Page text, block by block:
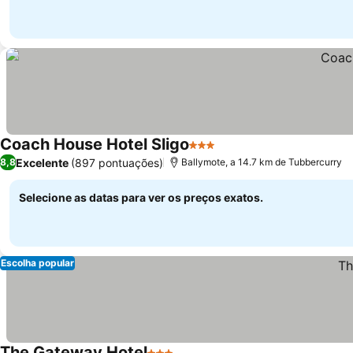
Coach House Hotel Sligo3 Estrelas
8,8Excelente (897 pontuações) Ballymote, a 14.7 km de Tubbercurry
Selecione as datas para ver os preços exatos.
Escolha popular